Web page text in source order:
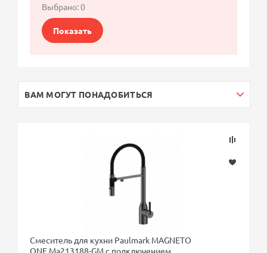
Выбрано:0
Показать
ВАМ МОГУТ ПОНАДОБИТЬСЯ
Смеситель для кухни Paulmark MAGNETO
ONE Ma213188-GM с подключением